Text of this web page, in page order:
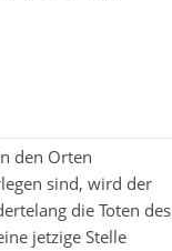
den Orten
sind, wird der
die Toten des
jetzige Stelle